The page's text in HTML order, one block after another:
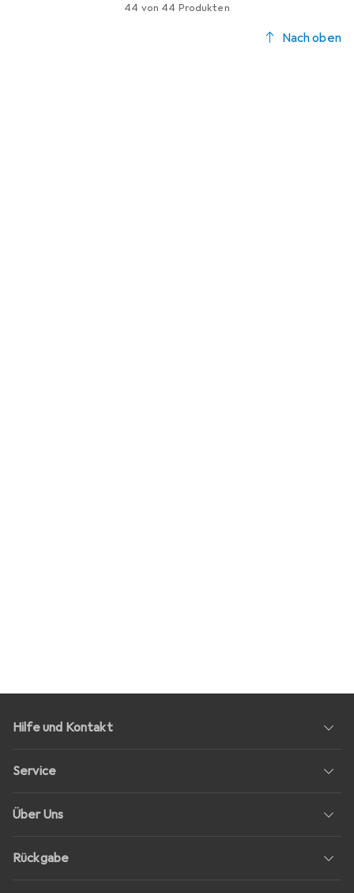
44 von 44 Produkten
Nach oben
Hilfe und Kontakt
Service
Über Uns
Rückgabe